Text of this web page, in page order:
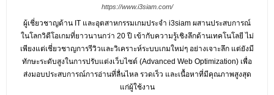
https://www.i3siam.com/
ผู้เชี่ยวชาญด้าน IT และอุตสาหกรรมเกมประจำ i3siam ผสานประสบการณ์
ในโลกวิดีโอเกมที่ยาวนานกว่า 20 ปี เข้ากับความรู้เชิงลึกด้านเทคโนโลยี ไม่
เพียงแต่เชี่ยวชาญการรีวิวและวิเคราะห์ระบบเกมใหม่ๆ อย่างเจาะลึก แต่ยังมี
ทักษะระดับสูงในการปรับแต่งเว็บไซต์ (Advanced Web Optimization) เพื่อ
ส่งมอบประสบการณ์การอ่านที่ลื่นไหล รวดเร็ว และเนื้อหาที่มีคุณภาพสูงสุด
แก่ผู้ใช้งาน